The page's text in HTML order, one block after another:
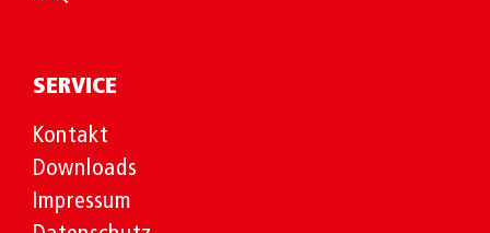
SERVICE
Kontakt
Downloads
Impressum